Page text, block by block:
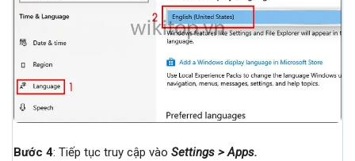
Bước 4: Tiếp tục truy cập vào Settings > Apps.